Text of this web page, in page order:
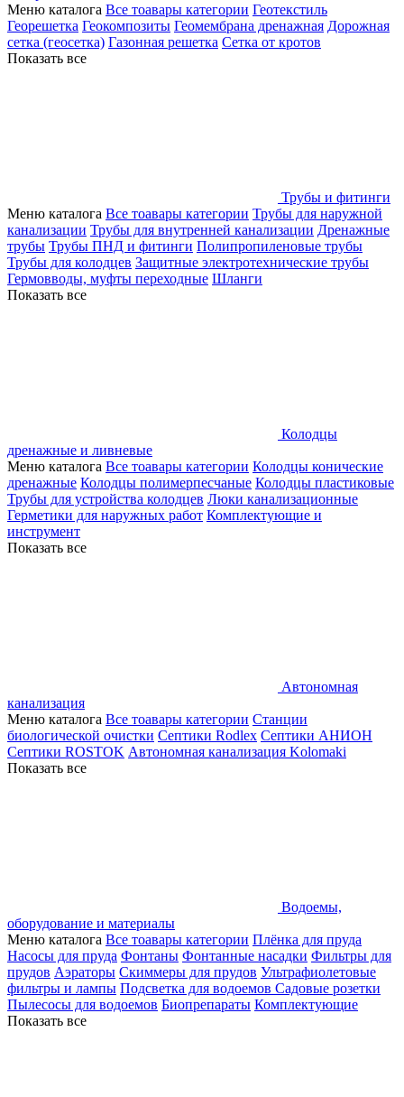
Меню каталога Все тоавары категории Геотекстиль
Георешетка Геокомпозиты Геомембрана дренажная Дорожная
сетка (геосетка) Газонная решетка Сетка от кротов
Показать все
Трубы и фитинги
Меню каталога Все тоавары категории Трубы для наружной
канализации Трубы для внутренней канализации Дренажные
трубы Трубы ПНД и фитинги Полипропиленовые трубы
Трубы для колодцев Защитные электротехнические трубы
Гермовводы, муфты переходные Шланги
Показать все
Колодцы
дренажные и ливневые
Меню каталога Все тоавары категории Колодцы конические
дренажные Колодцы полимерпесчаные Колодцы пластиковые
Трубы для устройства колодцев Люки канализационные
Герметики для наружных работ Комплектующие и
инструмент
Показать все
Автономная
канализация
Меню каталога Все тоавары категории Станции
биологической очистки Септики Rodlex Септики АНИОН
Септики ROSTOK Автономная канализация Kolomaki
Показать все
Водоемы,
оборудование и материалы
Меню каталога Все тоавары категории Плёнка для пруда
Насосы для пруда Фонтаны Фонтанные насадки Фильтры для
прудов Аэраторы Скиммеры для прудов Ультрафиолетовые
фильтры и лампы Подсветка для водоемов Садовые розетки
Пылесосы для водоемов Биопрепараты Комплектующие
Показать все